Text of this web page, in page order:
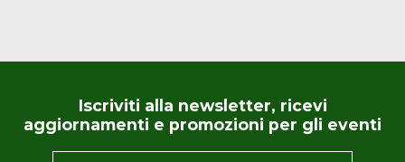
Iscriviti alla newsletter, ricevi
aggiornamenti e promozioni per gli eventi